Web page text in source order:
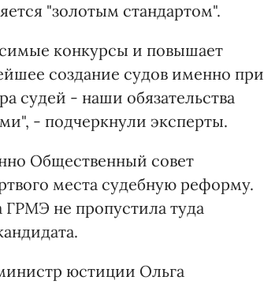
"золотым стандартом".
конкурсы и повышает
создание судов именно при
судей - наши обязательства
- подчеркнули эксперты.
Общественный совет
места судебную реформу.
не пропустила туда
юстиции Ольга